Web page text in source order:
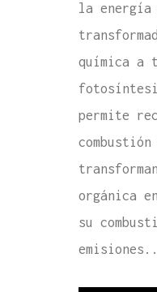
la energía
química a
permite
orgánica
su